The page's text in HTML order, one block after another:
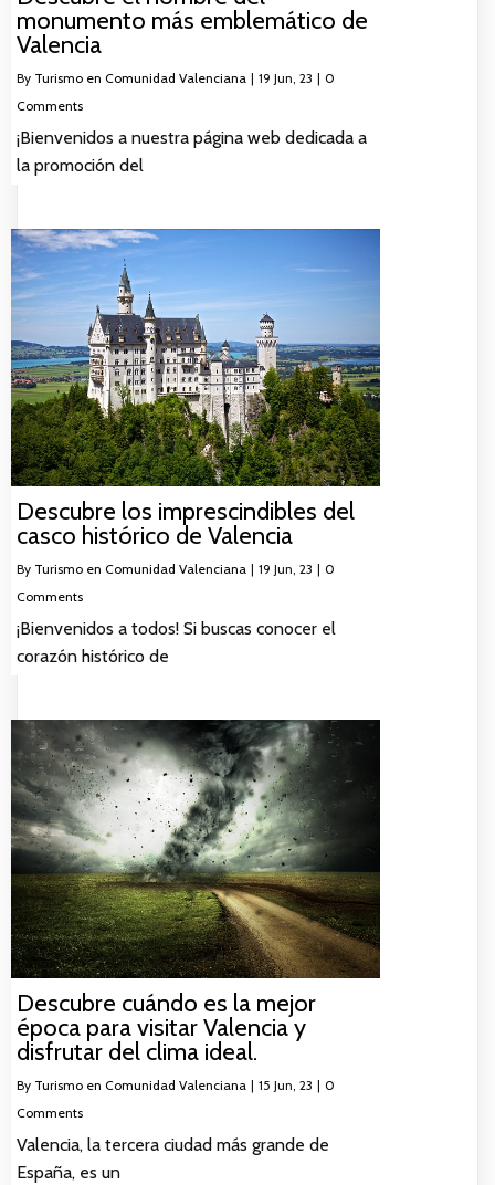
monumento más emblemático de
Valencia
By Turismo en Comunidad Valenciana | 19 Jun, 23 | 0
Comments
¡Bienvenidos a nuestra página web dedicada a
la promoción del
Descubre los imprescindibles del
casco histórico de Valencia
By Turismo en Comunidad Valenciana | 19 Jun, 23 | 0
Comments
¡Bienvenidos a todos! Si buscas conocer el
corazón histórico de
Descubre cuándo es la mejor
época para visitar Valencia y
disfrutar del clima ideal.
By Turismo en Comunidad Valenciana | 15 Jun, 23 | 0
Comments
Valencia, la tercera ciudad más grande de
España, es un